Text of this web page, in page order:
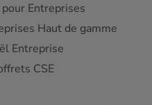
Entreprises
Haut de gamme
Entreprise
CSE